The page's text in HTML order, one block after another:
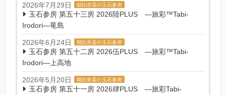
2026年7月29日 朝比奈斎の玉石参房
玉石参房 第五十三房 2026陸PLUS ―旅彩™Tabi-
Irodori―竜島
2026年6月24日 朝比奈斎の玉石参房
玉石参房 第五十二房 2026伍PLUS ―旅彩™Tabi-
Irodori―上高地
2026年5月20日 朝比奈斎の玉石参房
玉石参房 第五十一房 2026肆PLUS ―旅彩Tabi-